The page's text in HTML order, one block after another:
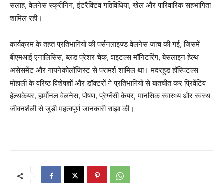
सलाह, वेलनेस स्क्रीनिंग, इंटरैक्टिव गतिविधियां, खेल और पारिवारिक सहभागिता
शामिल रही।
कार्यक्रम के तहत प्रतिभागियों की पर्सनलाइज्ड वेलनेस जांच की गई, जिसमें
बीएमआई एनालिसिस, ब्लड प्रेशर चेक, वाइटल्स मॉनिटरिंग, बेसलाइन हेल्थ
असेसमेंट और गायनेकोलॉजिस्ट से परामर्श शामिल था। मदरहुड हॉस्पिटल्स
मोहाली के वरिष्ठ विशेषज्ञों और डॉक्टरों ने प्रतिभागियों से बातचीत कर प्रिवेंटिव
हेल्थकेयर, हार्मोनल वेलनेस, पोषण, प्रेग्नेंसी केयर, मानसिक स्वास्थ्य और स्वस्थ
जीवनशैली से जुड़ी महत्वपूर्ण जानकारी साझा की।